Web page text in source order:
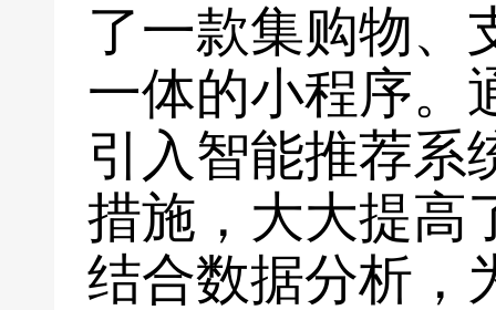
了一款集购物、
一体的小程序。
引入智能推荐系
措施，大大提高
结合数据分析，